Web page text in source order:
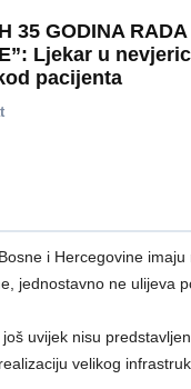
35 GODINA
Ljekar u
pacijenta
i Hercegovine
jednostavno ne ulijeva
uvijek nisu
velikog